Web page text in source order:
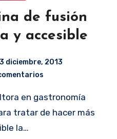
de fusión
y accesible
diciembre, 2013
tratar de hacer más
la…